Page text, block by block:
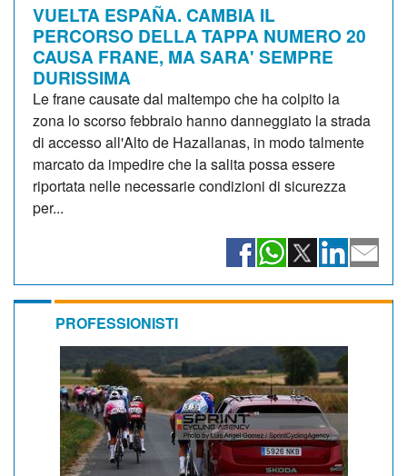
VUELTA ESPAÑA. CAMBIA IL
PERCORSO DELLA TAPPA NUMERO 20
CAUSA FRANE, MA SARA' SEMPRE
DURISSIMA
Le frane causate dal maltempo che ha colpito la
zona lo scorso febbraio hanno danneggiato la strada
di accesso all'Alto de Hazallanas, in modo talmente
marcato da impedire che la salita possa essere
riportata nelle necessarie condizioni di sicurezza
per...
PROFESSIONISTI